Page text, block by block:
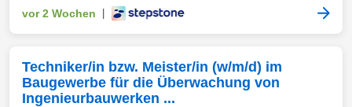
vor 2 Wochen
Techniker/in bzw. Meister/in (w/m/d) im
Baugewerbe für die Überwachung von
Ingenieurbauwerken ...